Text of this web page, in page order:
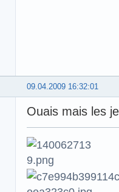
09.04.2009 16:32:01
Ouais mais les